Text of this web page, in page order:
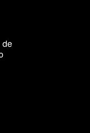
de